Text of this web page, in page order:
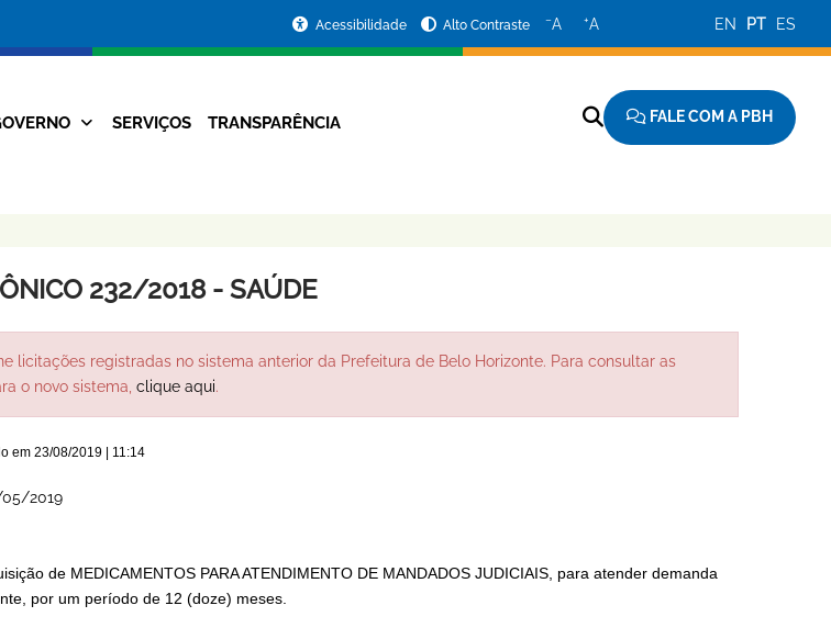
Acessibilidade Alto Contraste −A +A EN PT ES
Navegação
SERVIÇOS TRANSPARÊNCIA FALE COM A PBH
232/2018 - SAÚDE
licitações registradas no sistema anterior da Prefeitura de Belo Horizonte. Para consultar as
o novo sistema, clique aqui.
em 23/08/2019 | 11:14
2019
de MEDICAMENTOS PARA ATENDIMENTO DE MANDADOS JUDICIAIS, para atender demanda
por um período de 12 (doze) meses.